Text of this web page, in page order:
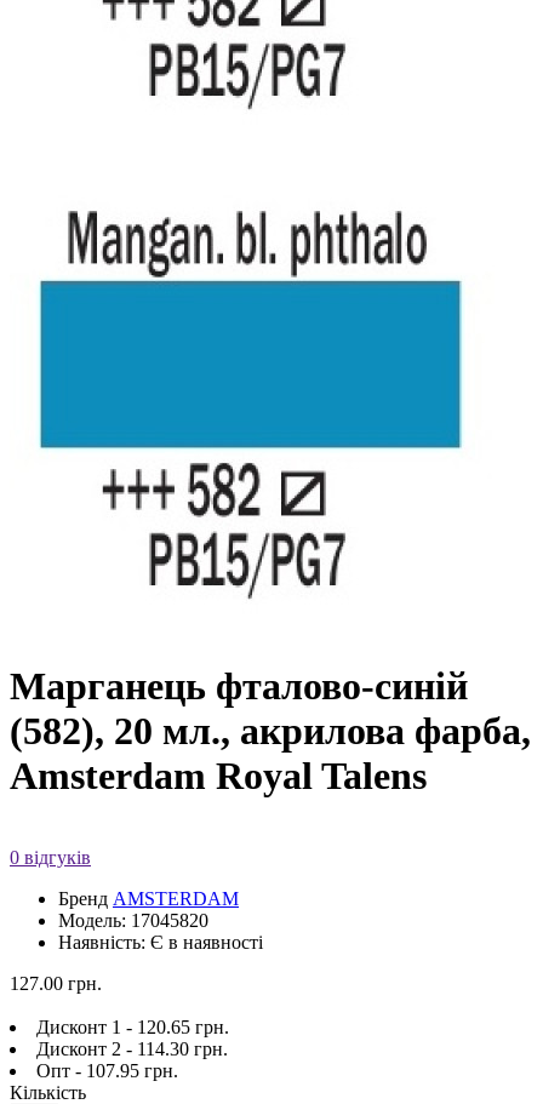
Марганець фталово-синій
(582), 20 мл., акрилова фарба,
Amsterdam Royal Talens
0 відгуків
Бренд AMSTERDAM
Модель: 17045820
Наявність: Є в наявності
127.00 грн.
Дисконт 1 - 120.65 грн.
Дисконт 2 - 114.30 грн.
Опт - 107.95 грн.
Кількість